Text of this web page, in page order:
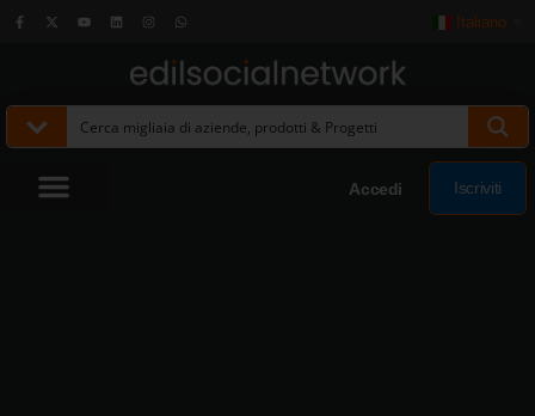
Italiano
Accedi Iscriviti